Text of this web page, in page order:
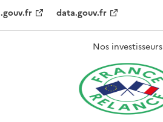
data.gouv.fr
Nos investisseurs